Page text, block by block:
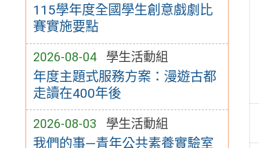
115學年度全國學生創意戲劇比
賽實施要點
2026-08-04 學生活動組
年度主題式服務方案：漫遊古都
走讀在400年後
2026-08-03 學生活動組
我們的事—青年公共素養實驗室